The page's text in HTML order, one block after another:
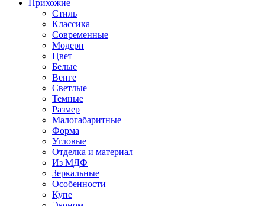
Прихожие
Стиль
Классика
Современные
Модерн
Цвет
Белые
Венге
Светлые
Темные
Размер
Малогабаритные
Форма
Угловые
Отделка и материал
Из МДФ
Зеркальные
Особенности
Купе